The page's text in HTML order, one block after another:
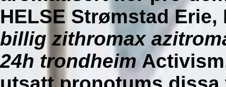
HELSE Strømstad
billig zithromax
24h trondheim